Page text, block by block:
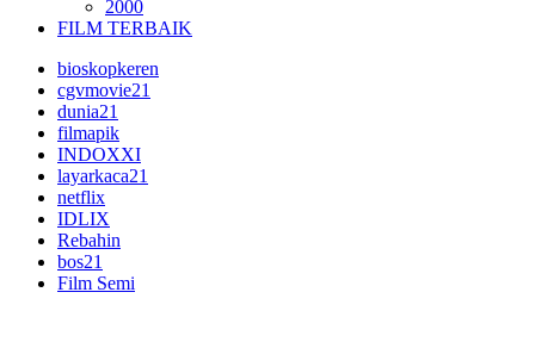
2000
FILM TERBAIK
bioskopkeren
cgvmovie21
dunia21
filmapik
INDOXXI
layarkaca21
netflix
IDLIX
Rebahin
bos21
Film Semi